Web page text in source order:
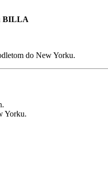
BILLA
do New Yorku.
Yorku.